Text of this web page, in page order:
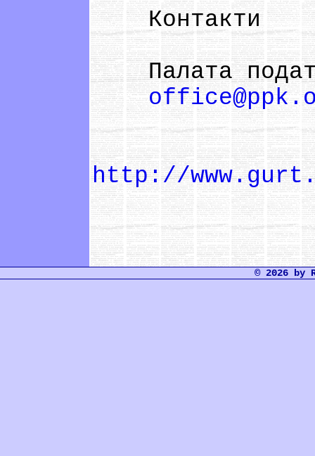
Контакти
Палата
http://
© 2026 by